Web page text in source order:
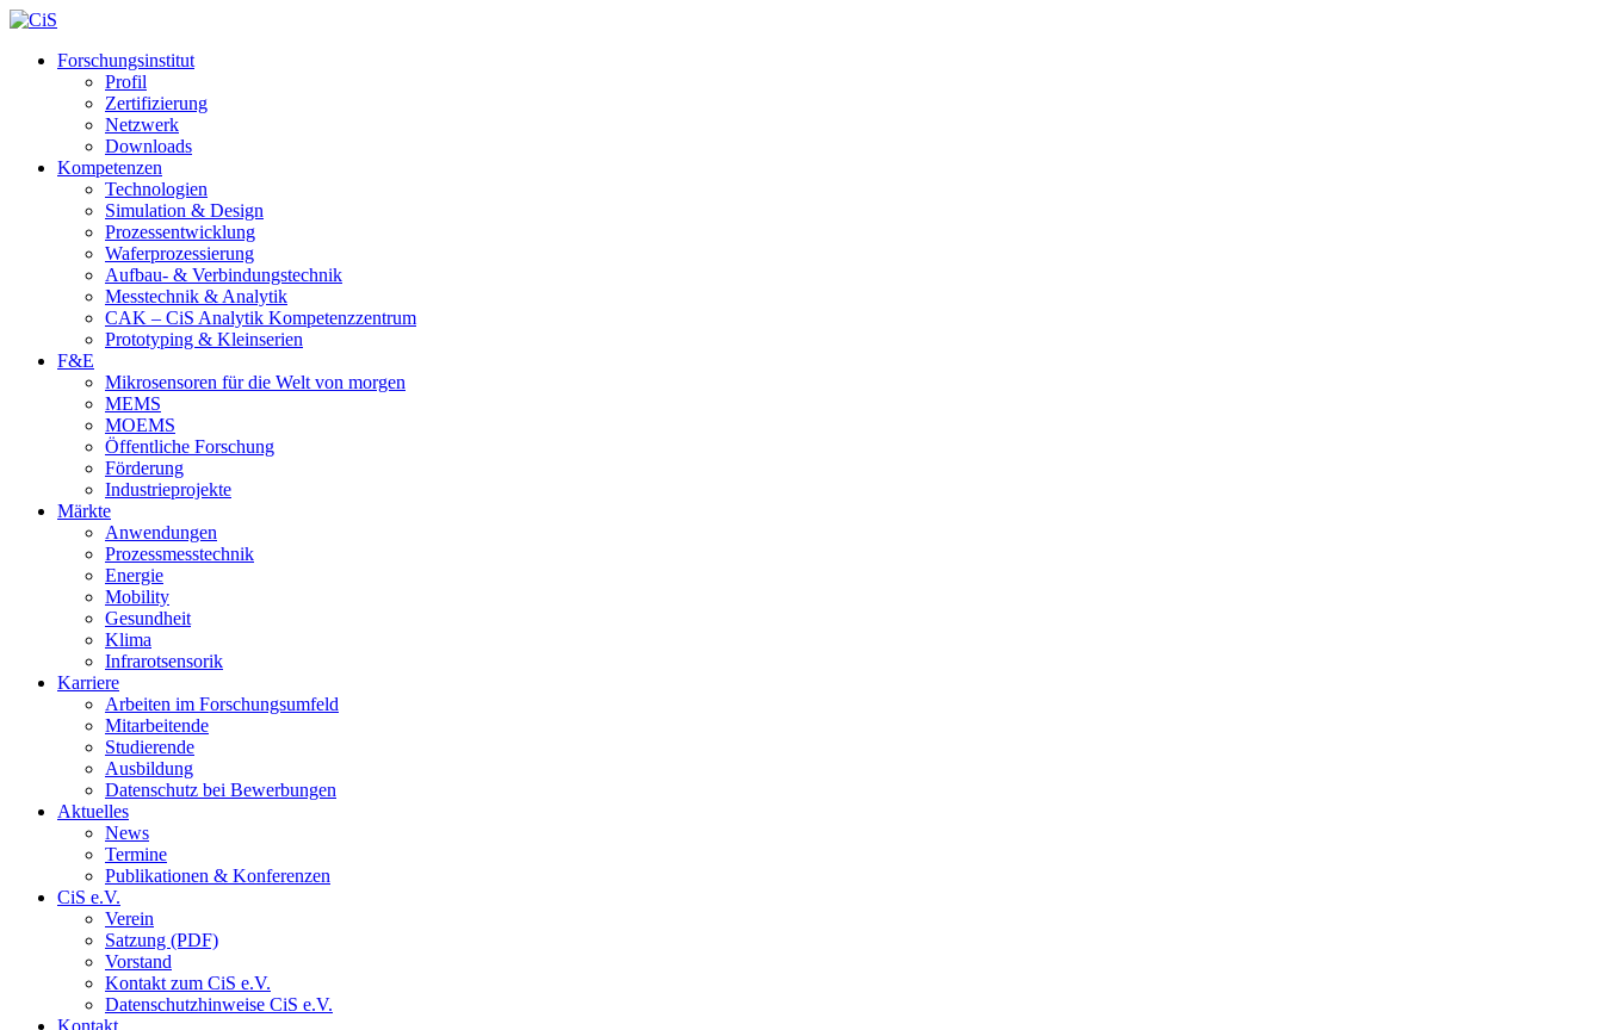
Forschungsinstitut
Profil
Zertifizierung
Netzwerk
Downloads
Kompetenzen
Technologien
Simulation & Design
Prozessentwicklung
Waferprozessierung
Aufbau- & Verbindungstechnik
Messtechnik & Analytik
CAK – CiS Analytik Kompetenzzentrum
Prototyping & Kleinserien
F&E
Mikrosensoren für die Welt von morgen
MEMS
MOEMS
Öffentliche Forschung
Förderung
Industrieprojekte
Märkte
Anwendungen
Prozessmesstechnik
Energie
Mobility
Gesundheit
Klima
Infrarotsensorik
Karriere
Arbeiten im Forschungsumfeld
Mitarbeitende
Studierende
Ausbildung
Datenschutz bei Bewerbungen
Aktuelles
News
Termine
Publikationen & Konferenzen
CiS e.V.
Verein
Satzung (PDF)
Vorstand
Kontakt zum CiS e.V.
Datenschutzhinweise CiS e.V.
Kontakt